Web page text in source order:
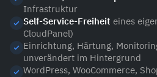
Infrastruktur
Self-Service-Freiheit eines
CloudPanel)
Einrichtung, Härtung,
unverändert im Hintergrund
WordPress, WooCommerce,